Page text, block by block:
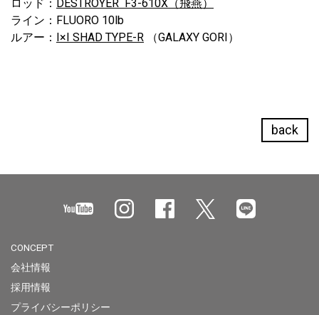
ロッド： DESTROYER F3-610X（飛燕）
ライン：FLUORO 10lb
ルアー： I×I SHAD TYPE-R （GALAXY GORI）
back
CONCEPT
会社情報
採用情報
プライバシーポリシー